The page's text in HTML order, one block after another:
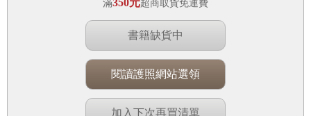
滿 超商取貨免運費
書籍缺貨中
閱讀護照網站選領
加入下次再買清單